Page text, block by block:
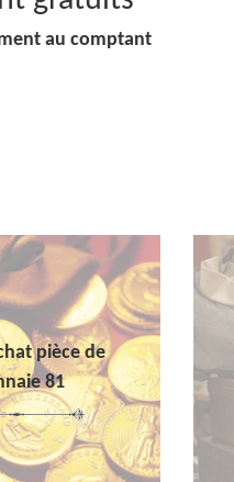
au comptant
pièce de
81